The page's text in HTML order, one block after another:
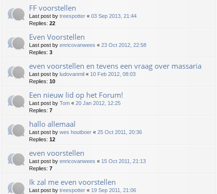
FF voorstellen
Last post by treespotter « 03 Sep 2013, 21:44
Replies: 22
Even Voorstellen
Last post by enricovanwees « 23 Oct 2012, 22:58
Replies: 3
even voorstellen en tevens een vraag over massaria
Last post by ludovanmil « 10 Feb 2012, 08:03
Replies: 10
Een nieuw lid op het Forum!
Last post by Tom « 20 Jan 2012, 12:25
Replies: 7
hallo allemaal
Last post by wes houtboer « 25 Oct 2011, 20:36
Replies: 12
even voorstellen
Last post by enricovanwees « 15 Oct 2011, 21:13
Replies: 7
Ik zal me even voorstellen
Last post by treespotter « 19 Sep 2011, 21:06